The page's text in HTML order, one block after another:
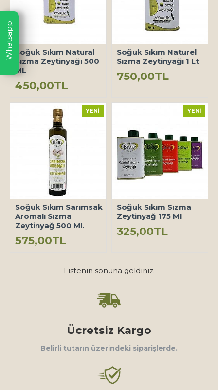
Soğuk Sıkım Natural
Sızma Zeytinyağı 500
ML
450,00TL
Soğuk Sıkım Naturel
Sızma Zeytinyağı 1 Lt
750,00TL
YENI
Soğuk Sıkım Sarımsak
Aromalı Sızma
Zeytinyağ 500 Ml.
575,00TL
YENI
Soğuk Sıkım Sızma
Zeytinyağ 175 Ml
325,00TL
Listenin sonuna geldiniz.
Ücretsiz Kargo
Belirli tutarın üzerindeki siparişlerde.
Whatsapp